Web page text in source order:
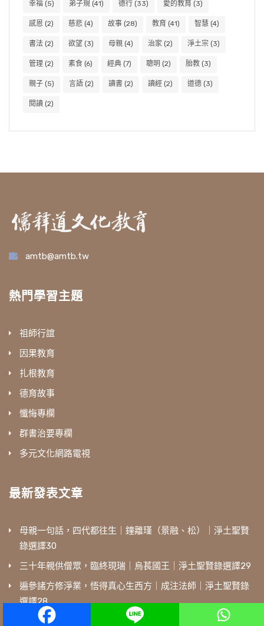
幸福 (5) 弟子規 (41) 德行 (33) 愛的教育 (3)
感恩 (2) 慈悲 (4) 故事 (28) 教育 (41) 智慧 (4)
書法 (2) 欲望 (3) 母親 (4) 治家 (2) 淨土宗 (3)
管理 (2) 素食 (6) 經典 (7) 聰明 (2) 胎教 (3)
親子 (5) 言語 (2) 讀書 (2) 讀經 (2) 道德 (3)
閱讀 (2)
amtb@amtb.tw
熱門學習主題
祖師行誼
因果教育
扎根教育
德育故事
懺悔專欄
群書治要專欄
多元文化網路電視
最新發表文章
母親一句話，四代都往生｜鐘離瑾（景融、松）｜淨土聖賢
錄選譯30
三十年親供僧眾，臨終現瑞｜烏萇國王｜淨土聖賢錄選譯29
遍參諸方修淨業，悟得真心生西方｜成注法師｜淨土聖賢錄
選譯28
7/28‒30直播｜2026兩岸三地暨世界各地中華傳統文化青年